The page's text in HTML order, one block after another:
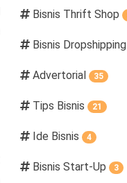
Bisnis Thrift Shop
Bisnis Dropshipping
Advertorial 35
Tips Bisnis 21
Ide Bisnis 4
Bisnis Start-Up 3